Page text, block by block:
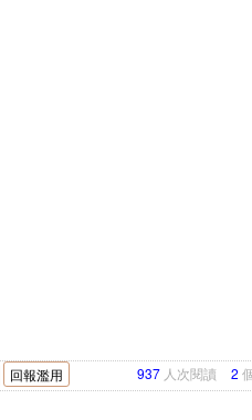
回報濫用 937 人次閱讀 2